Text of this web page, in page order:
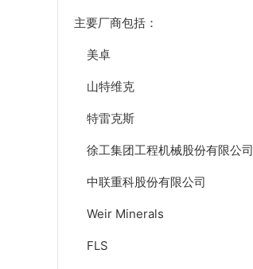
主要厂商包括：
美卓
山特维克
特雷克斯
徐工集团工程机械股份有限公司
中联重科股份有限公司
Weir Minerals
FLS